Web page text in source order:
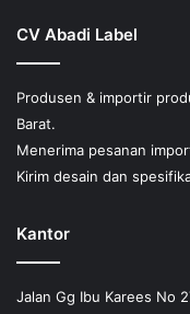
CV Abadi Label
Produsen & importir
Barat.
Menerima pesanan
Kirim desain dan
Kantor
Jalan Gg Ibu Karees No